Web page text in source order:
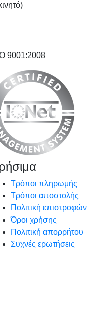
9001:2008
Τρόποι πληρωμής
Τρόποι αποστολής
Πολιτική επιστροφών
Όροι χρήσης
Πολιτική απορρήτου
Συχνές ερωτήσεις